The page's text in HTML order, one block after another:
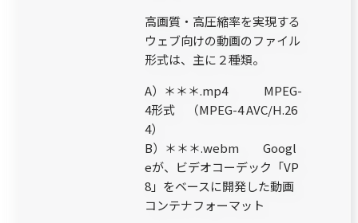
高画質・高圧縮率を実現する
ウェブ向けの動画のファイル
形式は、主に２種類。
A）＊＊＊.mp4 MPEG-
4形式 （MPEG-4 AVC/H.26
4）
B）＊＊＊.webm Googl
eが、ビデオコーデック「VP
8」をベースに開発した動画
コンテナフォーマット